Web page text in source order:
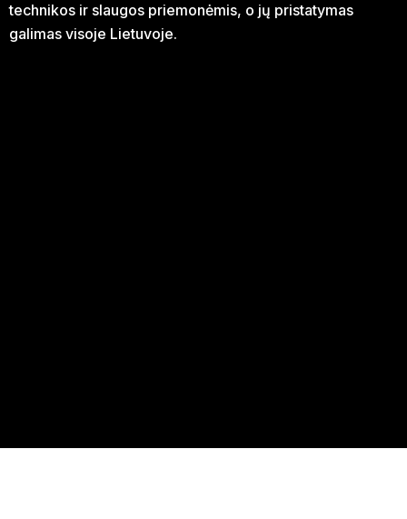
technikos ir slaugos priemonėmis, o jų pristatymas
galimas visoje Lietuvoje.